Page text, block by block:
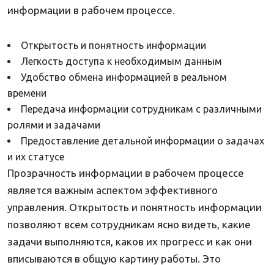
информации в рабочем процессе.
Открытость и понятность информации
Легкость доступа к необходимым данным
Удобство обмена информацией в реальном
времени
Передача информации сотрудникам с различными
ролями и задачами
Предоставление детальной информации о задачах
и их статусе
Прозрачность информации в рабочем процессе
является важным аспектом эффективного
управления. Открытость и понятность информации
позволяют всем сотрудникам ясно видеть, какие
задачи выполняются, каков их прогресс и как они
вписываются в общую картину работы. Это